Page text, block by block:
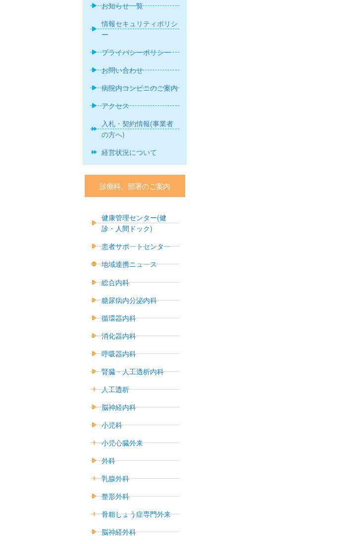
お知らせ一覧
情報セキュリティポリシ
ー
プライバシーポリシー
お問い合わせ
病院内コンビニのご案内
アクセス
入札・契約情報(事業者
の方へ)
経営状況について
診療科、部署のご案内
健康管理センター(健
診・人間ドック)
患者サポートセンター
地域連携ニュース
総合内科
糖尿病内分泌内科
循環器内科
消化器内科
呼吸器内科
腎臓・人工透析内科
人工透析
脳神経内科
小児科
小児心臓外来
外科
乳腺外科
整形外科
骨粗しょう症専門外来
脳神経外科